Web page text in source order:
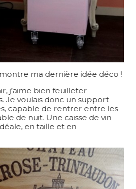
ma dernière idée déco !
j’aime bien feuilleter
Je voulais donc un support
capable de rentrer entre les
de nuit. Une caisse de vin
en taille et en